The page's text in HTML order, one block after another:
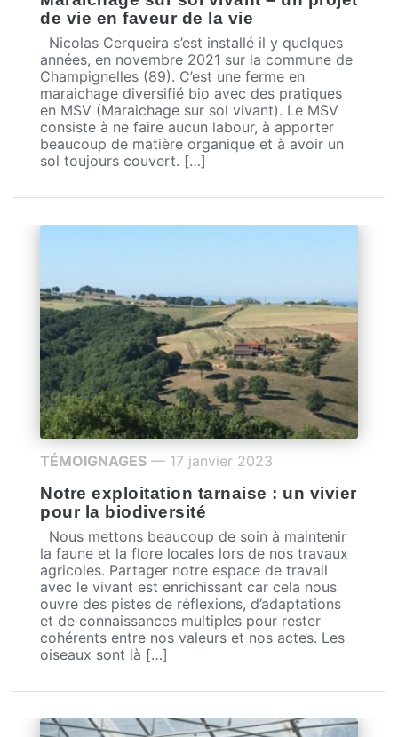
de vie en faveur de la vie
Nicolas Cerqueira s’est installé il y quelques
années, en novembre 2021 sur la commune de
Champignelles (89). C’est une ferme en
maraichage diversifié bio avec des pratiques
en MSV (Maraichage sur sol vivant). Le MSV
consiste à ne faire aucun labour, à apporter
beaucoup de matière organique et à avoir un
sol toujours couvert. […]
TÉMOIGNAGES — 17 janvier 2023
Notre exploitation tarnaise : un vivier
pour la biodiversité
Nous mettons beaucoup de soin à maintenir
la faune et la flore locales lors de nos travaux
agricoles. Partager notre espace de travail
avec le vivant est enrichissant car cela nous
ouvre des pistes de réflexions, d’adaptations
et de connaissances multiples pour rester
cohérents entre nos valeurs et nos actes. Les
oiseaux sont là […]